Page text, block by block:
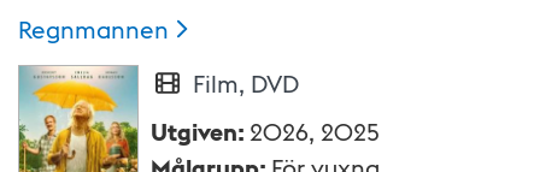
Regnmannen
Film, DVD
Utgiven: 2026, 2025